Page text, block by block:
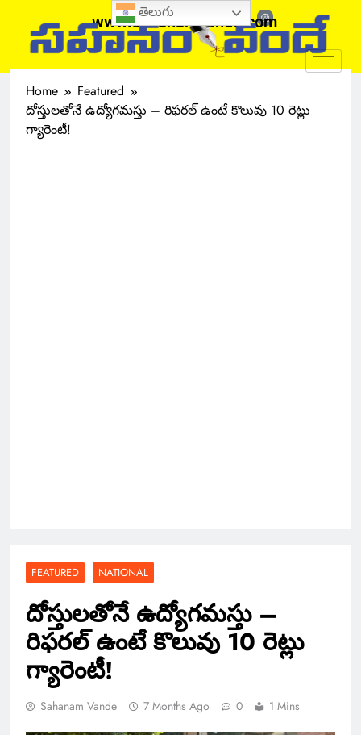
www.sahanamvande.com
Home
Featured
దోస్తులతోనే ఉద్యోగమస్తు – రిఫరల్ ఉంటే కొలువు 10 రెట్లు
గ్యారెంటీ!
FEATURED NATIONAL
దోస్తులతోనే ఉద్యోగమస్తు –
రిఫరల్ ఉంటే కొలువు 10 రెట్లు
గ్యారెంటీ!
Sahanam Vande 7 Months Ago 0 1 Mins
తెలుగు